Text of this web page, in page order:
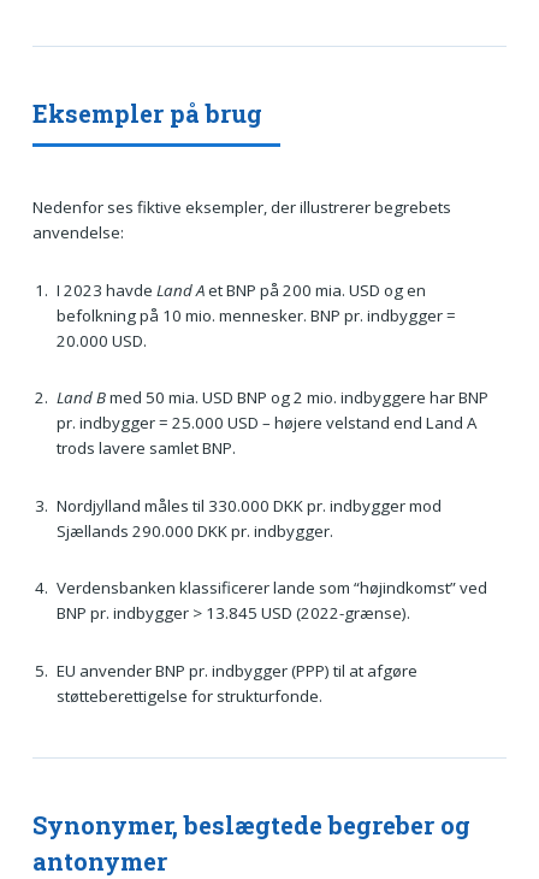
Eksempler på brug
Nedenfor ses fiktive eksempler, der illustrerer begrebets
anvendelse:
I 2023 havde Land Aet BNP på 200 mia. USD og en
befolkning på 10 mio. mennesker. BNP pr. indbygger =
20.000 USD.
Land Bmed 50 mia. USD BNP og 2 mio. indbyggere har BNP
pr. indbygger = 25.000 USD – højere velstand end Land A
trods lavere samlet BNP.
Nordjylland måles til 330.000 DKK pr. indbygger mod
Sjællands 290.000 DKK pr. indbygger.
Verdensbanken klassificerer lande som “højindkomst” ved
BNP pr. indbygger > 13.845 USD (2022-grænse).
EU anvender BNP pr. indbygger (PPP) til at afgøre
støtteberettigelse for strukturfonde.
Synonymer, beslægtede begreber og
antonymer